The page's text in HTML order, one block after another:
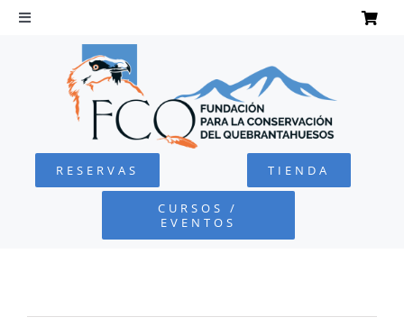
Saltar
Toggle
Navigation
QUEBRANTAHUESOS
FUNDACIÓN
RESERVAS TIENDA
CURSOS /
EVENTOS